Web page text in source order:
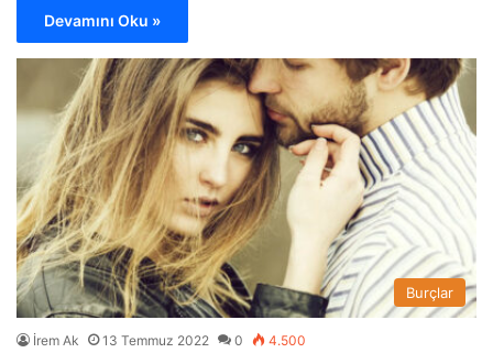
Devamını Oku »
Burçlar
İrem Ak 13 Temmuz 2022 0 4.500